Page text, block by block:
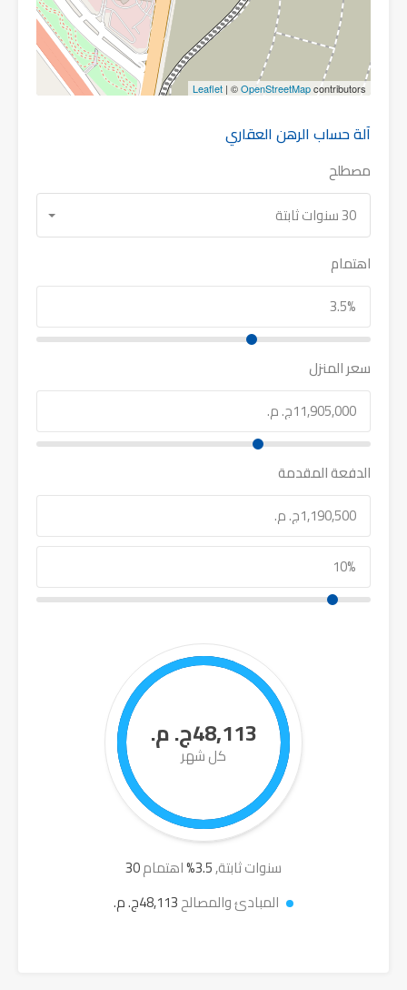
Leaflet | ©OpenStreetMapcontributors
آلة حساب الرهن العقاري
مصطلح
30 سنوات ثابتة
اهتمام
سعر المنزل
الدفعة المقدمة
48,113ج. م.
كل شهر
30 سنوات ثابتة,3.5
%اهتمام
المبادئ والمصالح48,113ج. م.